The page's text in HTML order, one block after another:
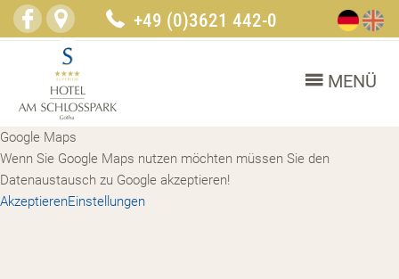
+49 (0)3621 442-0
MENÜ
Google Maps
Wenn Sie Google Maps nutzen möchten müssen Sie den
Datenaustausch zu Google akzeptieren!
AkzeptierenEinstellungen